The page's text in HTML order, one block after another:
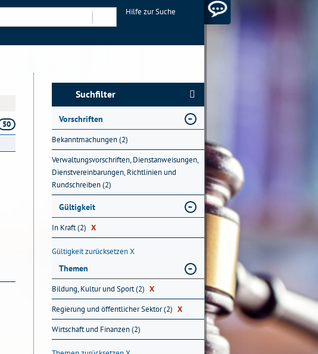
Hilfe zur Suche
50
Suchfilter
Vorschriften
Bekanntmachungen (2)
Verwaltungsvorschriften, Dienstanweisungen,
Dienstvereinbarungen, Richtlinien und
Rundschreiben (2)
Gültigkeit
In Kraft (2) X
Gültigkeit zurücksetzenX
Themen
Bildung, Kultur und Sport (2) X
Regierung und öffentlicher Sektor (2) X
Wirtschaft und Finanzen (2)